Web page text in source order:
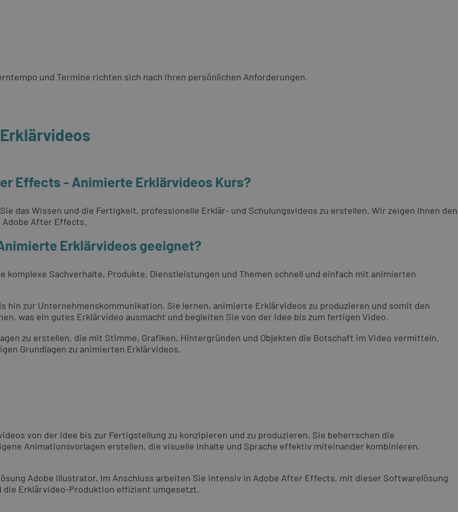
und Termine richten sich nach Ihren persönlichen Anforderungen.
Effects - Animierte Erklärvideos Kurs?
das Wissen und die Fertigkeit, professionelle Erklär- und Schulungsvideos zu erstellen. Wir zeigen Ihnen den
Adobe After Effects.
Erklärvideos geeignet?
komplexe Sachverhalte, Produkte, Dienstleistungen und Themen schnell und einfach mit animierten
hin zur Unternehmenskommunikation. Sie lernen, animierte Erklärvideos zu produzieren und somit den
was ein gutes Erklärvideo ausmacht und begleiten Sie von der Idee bis zum fertigen Video.
zu erstellen, die mit Stimme, Grafiken, Hintergründen und Objekten die Botschaft im Video vermitteln.
Grundlagen zu animierten Erklärvideos.
von der Idee bis zur Fertigstellung zu konzipieren und zu produzieren. Sie beherrschen die
Animationsvorlagen erstellen, die visuelle Inhalte und Sprache effektiv miteinander kombinieren.
Adobe Illustrator. Im Anschluss arbeiten Sie intensiv in Adobe After Effects, mit dieser Softwarelösung
Erklärvideo-Produktion effizient umgesetzt.